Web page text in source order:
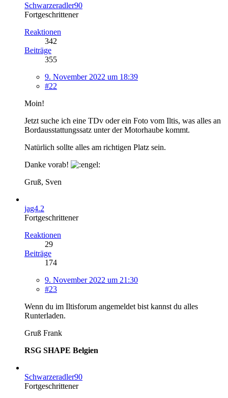
Schwarzeradler90
Fortgeschrittener
Reaktionen
342
Beiträge
355
9. November 2022 um 18:39
#22
Moin!
Jetzt suche ich eine TDv oder ein Foto vom Iltis, was alles an
Bordausstattungssatz unter der Motorhaube kommt.
Natürlich sollte alles am richtigen Platz sein.
Danke vorab!
Gruß, Sven
jag4.2
Fortgeschrittener
Reaktionen
29
Beiträge
174
9. November 2022 um 21:30
#23
Wenn du im Iltisforum angemeldet bist kannst du alles
Runterladen.
Gruß Frank
RSG SHAPE Belgien
Schwarzeradler90
Fortgeschrittener